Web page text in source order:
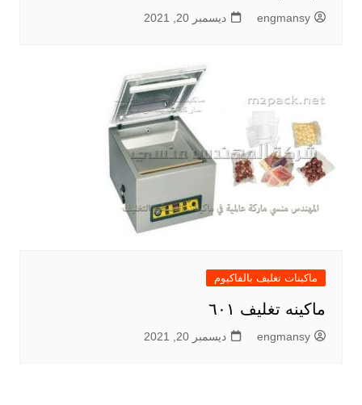
engmansy ديسمبر 20, 2021
ماكينات تغليف بالفاكيوم
ماكينه تغليف ٦٠١
engmansy ديسمبر 20, 2021